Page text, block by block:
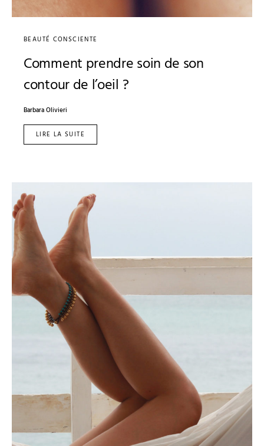
BEAUTÉ CONSCIENTE
Comment prendre soin de son
contour de l’oeil ?
Barbara Olivieri
LIRE LA SUITE